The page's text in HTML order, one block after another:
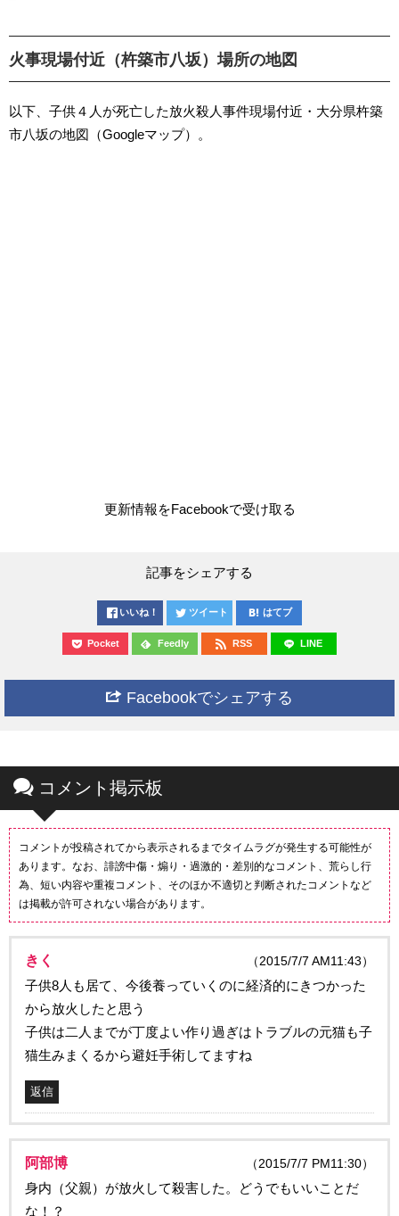
火事現場付近（杵築市八坂）場所の地図
以下、子供４人が死亡した放火殺人事件現場付近・大分県杵築
市八坂の地図（Googleマップ）。
更新情報をFacebookで受け取る
記事をシェアする
いいね！ ツイート はてブ
Pocket Feedly RSS LINE
Facebookでシェアする
コメント掲示板
コメントが投稿されてから表示されるまでタイムラグが発生する可能性が
あります。なお、誹謗中傷・煽り・過激的・差別的なコメント、荒らし行
為、短い内容や重複コメント、そのほか不適切と判断されたコメントなど
は掲載が許可されない場合があります。
きく （2015/7/7 AM11:43）
子供8人も居て、今後養っていくのに経済的にきつかった
から放火したと思う
子供は二人までが丁度よい作り過ぎはトラブルの元猫も子
猫生みまくるから避妊手術してますね
返信
阿部博 （2015/7/7 PM11:30）
身内（父親）が放火して殺害した。どうでもいいことだ
な！？